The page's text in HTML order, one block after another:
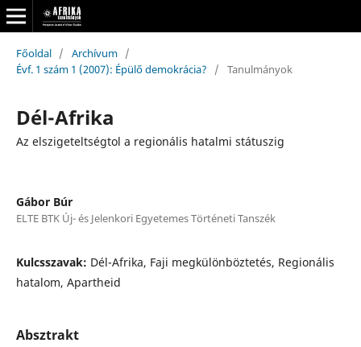
Főoldal / Archívum /
Évf. 1 szám 1 (2007): Épülő demokrácia?
/ Tanulmányok
Dél-Afrika
Az elszigeteltségtol a regionális hatalmi státuszig
Gábor Búr
ELTE BTK Új- és Jelenkori Egyetemes Történeti Tanszék
Kulcsszavak: Dél-Afrika, Faji megkülönböztetés, Regionális
hatalom, Apartheid
Absztrakt